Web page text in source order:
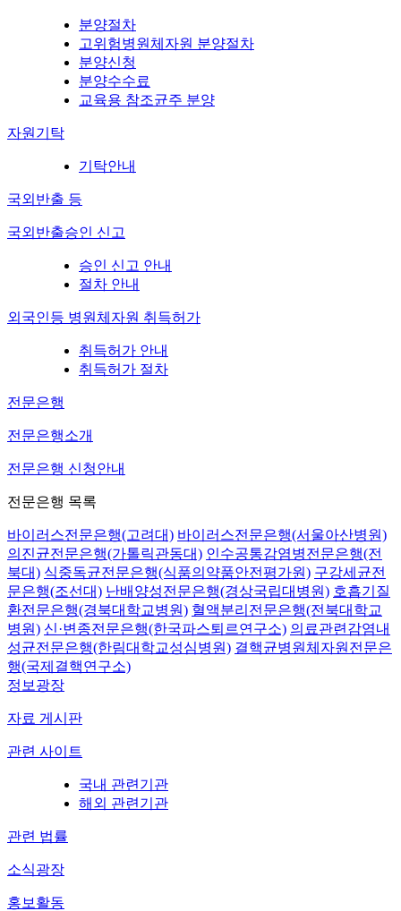
분양절차
고위험병원체자원 분양절차
분양신청
분양수수료
교육용 참조균주 분양
자원기탁
기탁안내
국외반출 등
국외반출승인 신고
승인 신고 안내
절차 안내
외국인등 병원체자원 취득허가
취득허가 안내
취득허가 절차
전문은행
전문은행소개
전문은행 신청안내
전문은행 목록
바이러스전문은행(고려대) 바이러스전문은행(서울아산병원)
의진균전문은행(가톨릭관동대) 인수공통감염병전문은행(전
북대) 식중독균전문은행(식품의약품안전평가원) 구강세균전
문은행(조선대) 난배양성전문은행(경상국립대병원) 호흡기질
환전문은행(경북대학교병원) 혈액분리전문은행(전북대학교
병원) 신·변종전문은행(한국파스퇴르연구소) 의료관련감염내
성균전문은행(한림대학교성심병원) 결핵균병원체자원전문은
행(국제결핵연구소)
정보광장
자료 게시판
관련 사이트
국내 관련기관
해외 관련기관
관련 법률
소식광장
홍보활동